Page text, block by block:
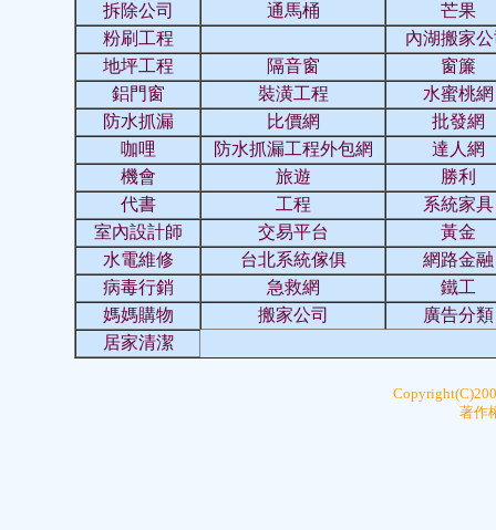
拆除公司
通馬桶
芒果
粉刷工程
內湖搬家
地坪工程
隔音窗
窗簾
鋁門窗
裝潢工程
水蜜桃網
防水抓漏
比價網
批發網
咖哩
防水抓漏工程外包網
達人網
機會
旅遊
勝利
代書
工程
系統家具
室內設計師
交易平台
黃金
水電維修
台北系統傢俱
網路金融
病毒行銷
急救網
鐵工
媽媽購物
搬家公司
廣告分類
居家清潔
著作